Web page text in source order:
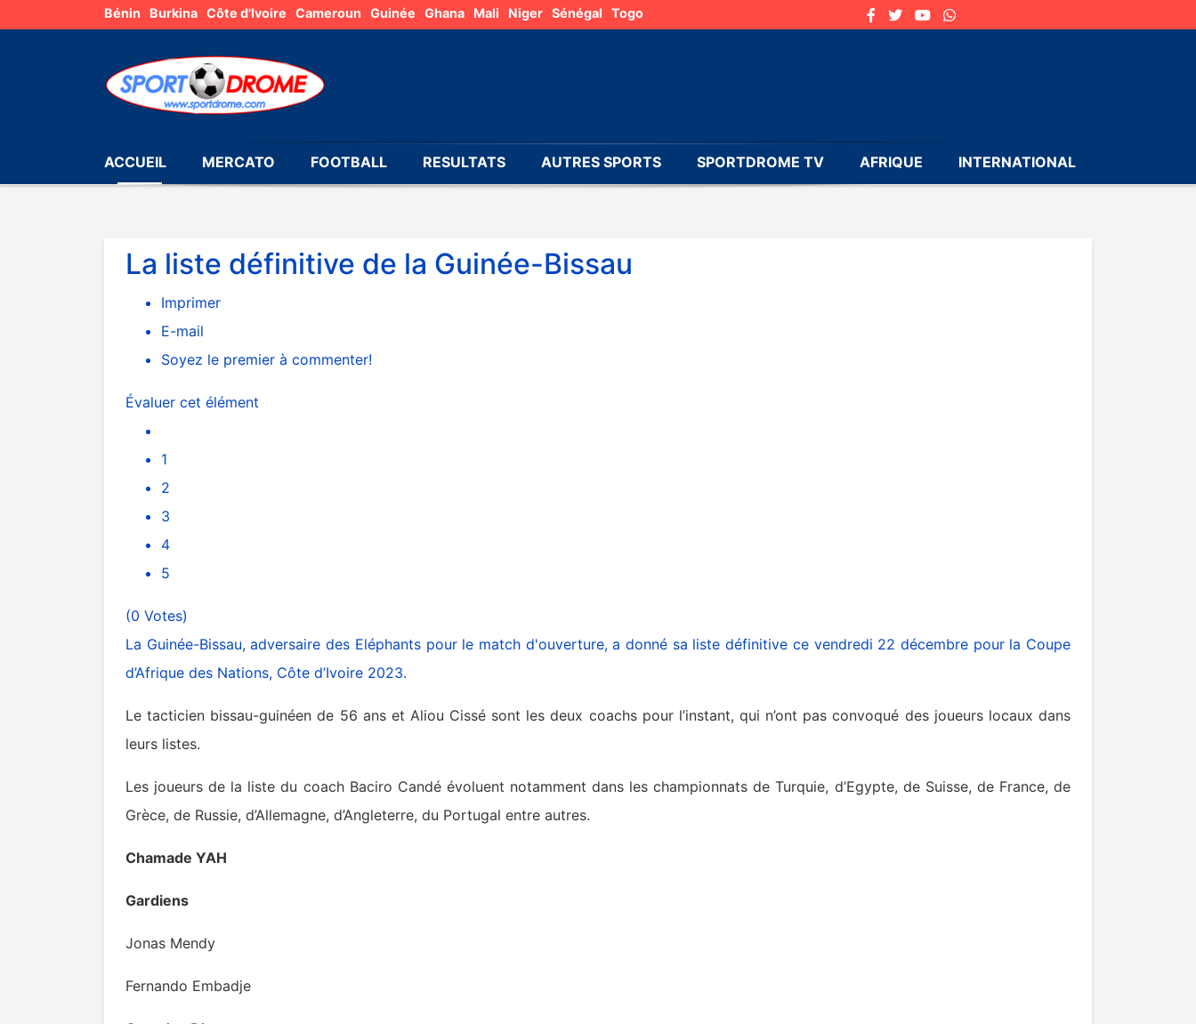
Bénin Burkina Côte d'Ivoire Cameroun Guinée Ghana Mali Niger Sénégal Togo
ACCUEIL MERCATO FOOTBALL RESULTATS AUTRES SPORTS SPORTDROME TV AFRIQUE INTERNATIONAL
La liste définitive de la Guinée-Bissau
Imprimer
E-mail
Soyez le premier à commenter!
Évaluer cet élément
1
2
3
4
5
(0 Votes)
La Guinée-Bissau, adversaire des Eléphants pour le match d'ouverture, a donné sa liste définitive ce vendredi 22 décembre pour la Coupe
d’Afrique des Nations, Côte d’Ivoire 2023.
Le tacticien bissau-guinéen de 56 ans et Aliou Cissé sont les deux coachs pour l’instant, qui n’ont pas convoqué des joueurs locaux dans
leurs listes.
Les joueurs de la liste du coach Baciro Candé évoluent notamment dans les championnats de Turquie, d’Egypte, de Suisse, de France, de
Grèce, de Russie, d’Allemagne, d’Angleterre, du Portugal entre autres.
Chamade YAH
Gardiens
Jonas Mendy
Fernando Embadje